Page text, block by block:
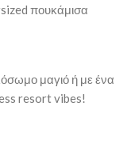
πουκάμισα
μαγιό ή με ένα
resort vibes!